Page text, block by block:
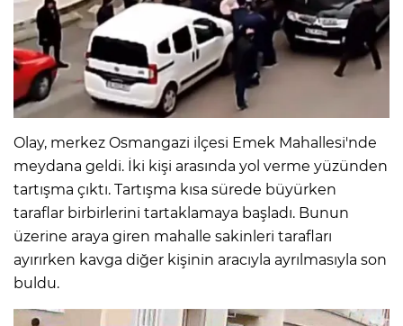
Olay, merkez Osmangazi ilçesi Emek Mahallesi'nde
meydana geldi. İki kişi arasında yol verme yüzünden
tartışma çıktı. Tartışma kısa sürede büyürken
taraflar birbirlerini tartaklamaya başladı. Bunun
üzerine araya giren mahalle sakinleri tarafları
ayırırken kavga diğer kişinin aracıyla ayrılmasıyla son
buldu.